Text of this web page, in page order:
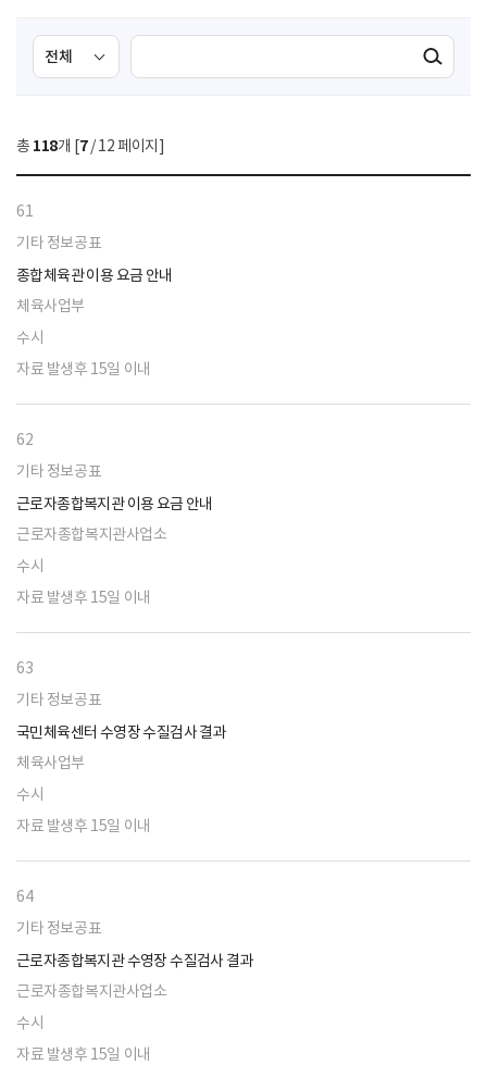
검
색
선
택
색
검색실행
총 118개 [7/ 12 페이지]
61
기타 정보공표
종합체육관 이용 요금 안내
체육사업부
수시
자료 발생후 15일 이내
62
기타 정보공표
근로자종합복지관 이용 요금 안내
근로자종합복지관사업소
수시
자료 발생후 15일 이내
63
기타 정보공표
국민체육센터 수영장 수질검사 결과
체육사업부
수시
자료 발생후 15일 이내
64
기타 정보공표
근로자종합복지관 수영장 수질검사 결과
근로자종합복지관사업소
수시
자료 발생후 15일 이내